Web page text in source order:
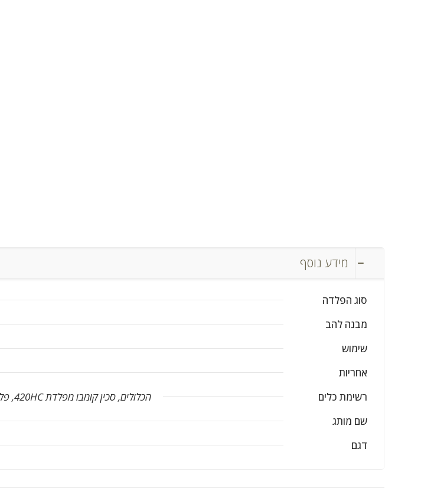
מידע נוסף
סוג הפלדה
מבנה להב
שימוש
אחריות
רשימת כלים
הכלולים, סכין קומבו מפלדת 420HC, פלאייר שפיץ, פלאייר רגיל, פטיש, מסור, פותחן בקבוקים, פותחן פחיות, קוצץ תיל ניתן לה
שם מותג
דגם